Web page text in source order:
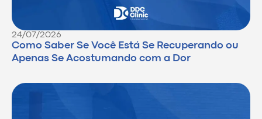
24/07/2026
Como Saber Se Você Está Se Recuperando ou
Apenas Se Acostumando com a Dor